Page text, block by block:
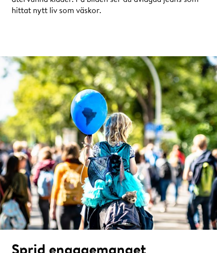
hittat nytt liv som väskor.